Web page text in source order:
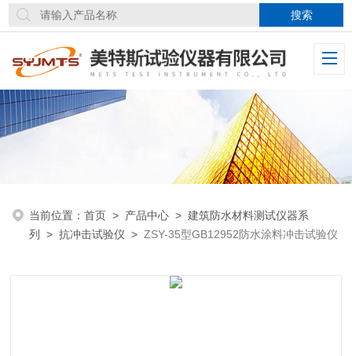
当前位置：首页 > 产品中心 >建筑防水材料测试仪器系
列
>抗冲击试验仪 >ZSY-35型GB12952防水涂料冲击试验仪